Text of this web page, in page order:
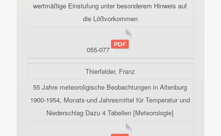
wertmäßige Einstufung unter besonderem Hinweis auf
die Lößvorkommen
055-077
Thierfelder, Franz
55 Jahre meteoroligische Beobachtungen in Altenburg
1900-1954, Monats-und Jahresmittel für Temperatur und
Niederschlag Dazu 4 Tabellen [Meteorologie]